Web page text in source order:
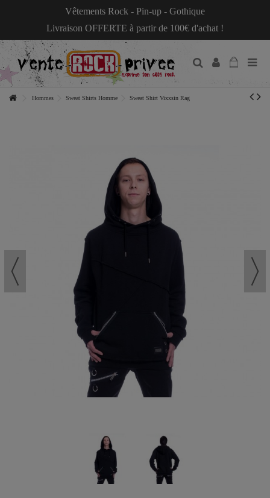
Vêtements Rock - Pin-up - Gothique
Livraison OFFERTE à partir de 100€ d'achat !
Hommes Sweat Shirts Homme Sweat Shirt Vixxsin Rag